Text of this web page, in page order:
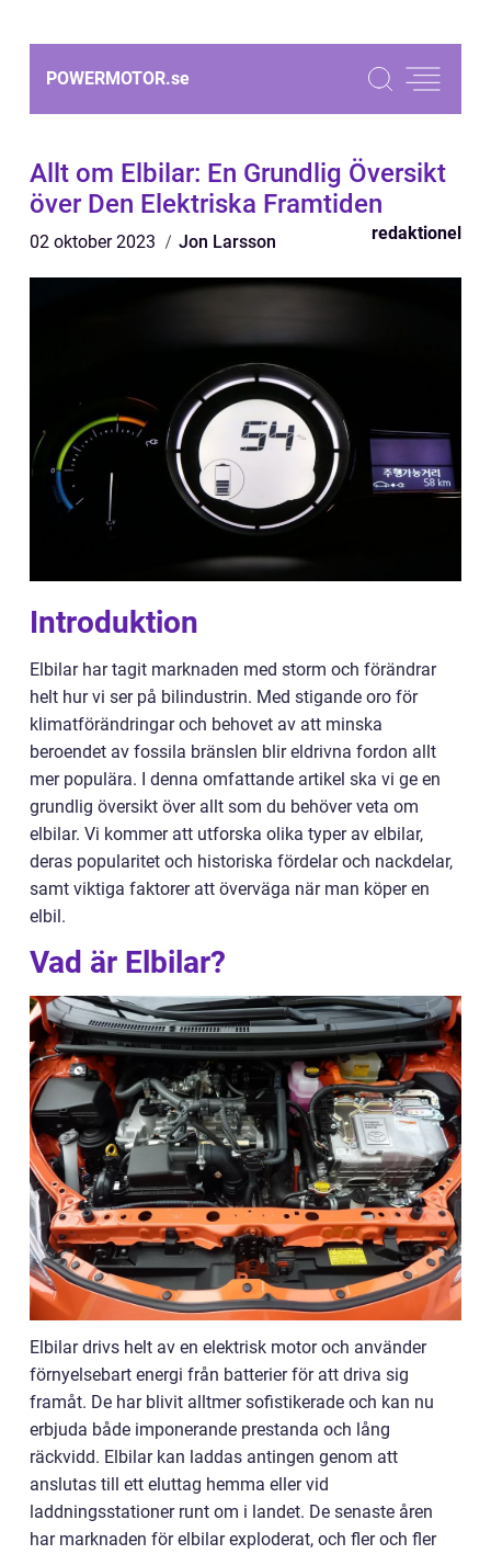
POWERMOTOR.se
Allt om Elbilar: En Grundlig Översikt
över Den Elektriska Framtiden
02 oktober 2023 Jon Larsson redaktionel
Introduktion
Elbilar har tagit marknaden med storm och förändrar
helt hur vi ser på bilindustrin. Med stigande oro för
klimatförändringar och behovet av att minska
beroendet av fossila bränslen blir eldrivna fordon allt
mer populära. I denna omfattande artikel ska vi ge en
grundlig översikt över allt som du behöver veta om
elbilar. Vi kommer att utforska olika typer av elbilar,
deras popularitet och historiska fördelar och nackdelar,
samt viktiga faktorer att överväga när man köper en
elbil.
Vad är Elbilar?
Elbilar drivs helt av en elektrisk motor och använder
förnyelsebart energi från batterier för att driva sig
framåt. De har blivit alltmer sofistikerade och kan nu
erbjuda både imponerande prestanda och lång
räckvidd. Elbilar kan laddas antingen genom att
anslutas till ett eluttag hemma eller vid
laddningsstationer runt om i landet. De senaste åren
har marknaden för elbilar exploderat, och fler och fler